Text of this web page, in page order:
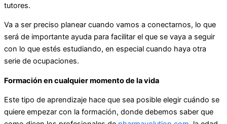
tutores.
Va a ser preciso planear cuando vamos a conectarnos, lo que
será de importante ayuda para facilitar el que se vaya a seguir
con lo que estés estudiando, en especial cuando haya otra
serie de ocupaciones.
Formación en cualquier momento de la vida
Este tipo de aprendizaje hace que sea posible elegir cuándo se
quiere empezar con la formación, donde debemos saber que